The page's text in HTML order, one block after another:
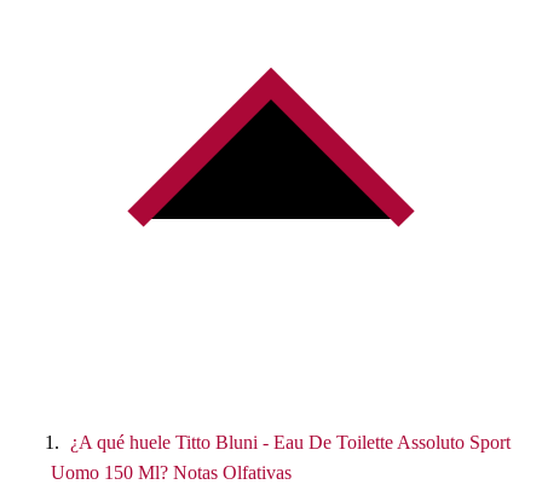
¿A qué huele Titto Bluni - Eau De Toilette Assoluto Sport
Uomo 150 Ml? Notas Olfativas